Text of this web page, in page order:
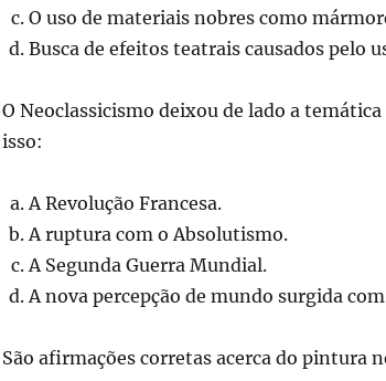
O uso de materiais nobres como
Busca de efeitos teatrais causados pelo
O Neoclassicismo deixou de lado a
isso:
A Revolução Francesa.
A ruptura com o Absolutismo.
A Segunda Guerra Mundial.
A nova percepção de mundo surgida
São afirmações corretas acerca do pintura